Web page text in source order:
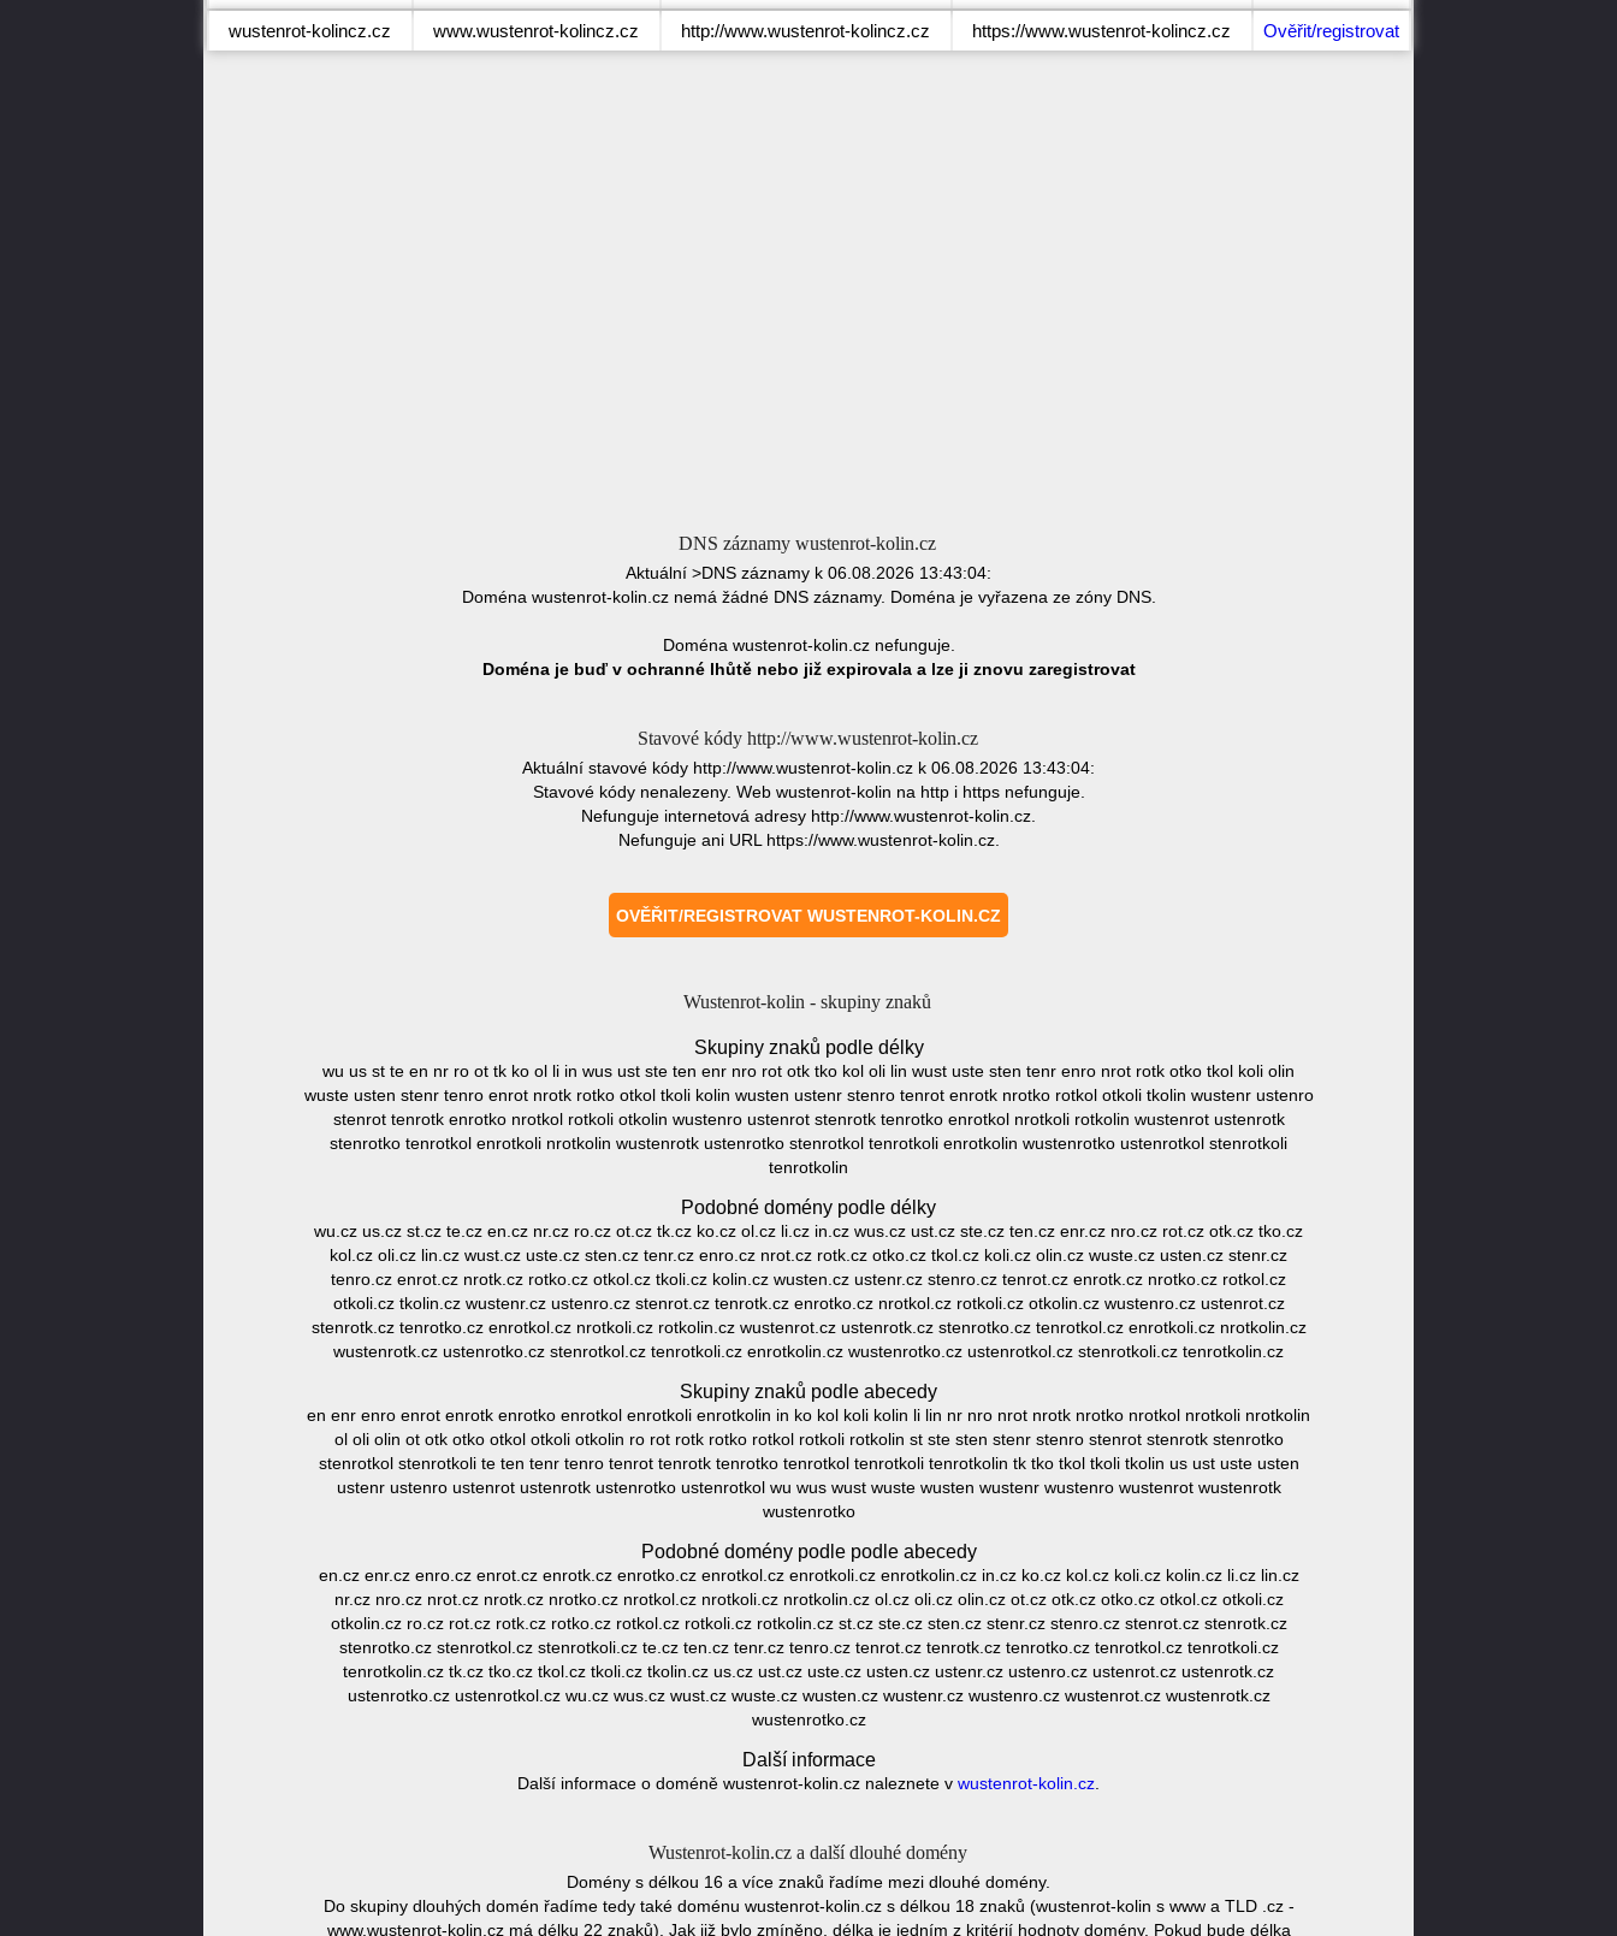
wustenrot-kolincz.cz www.wustenrot-kolincz.cz http://www.wustenrot-kolincz.cz https://www.wustenrot-kolincz.cz Ověřit/registrovat
DNS záznamy wustenrot-kolin.cz
Aktuální >DNS záznamy k 06.08.2026 13:43:04:
Doména wustenrot-kolin.cz nemá žádné DNS záznamy. Doména je vyřazena ze zóny DNS.
Doména wustenrot-kolin.cz nefunguje.
Doména je buď v ochranné lhůtě nebo již expirovala a lze ji znovu zaregistrovat
Stavové kódy http://www.wustenrot-kolin.cz
Aktuální stavové kódy http://www.wustenrot-kolin.cz k 06.08.2026 13:43:04:
Stavové kódy nenalezeny. Web wustenrot-kolin na http i https nefunguje.
Nefunguje internetová adresy http://www.wustenrot-kolin.cz.
Nefunguje ani URL https://www.wustenrot-kolin.cz.
Wustenrot-kolin - skupiny znaků
Skupiny znaků podle délky
wu us st te en nr ro ot tk ko ol li in wus ust ste ten enr nro rot otk tko kol oli lin wust uste sten tenr enro nrot rotk otko tkol koli olin
wuste usten stenr tenro enrot nrotk rotko otkol tkoli kolin wusten ustenr stenro tenrot enrotk nrotko rotkol otkoli tkolin wustenr ustenro
stenrot tenrotk enrotko nrotkol rotkoli otkolin wustenro ustenrot stenrotk tenrotko enrotkol nrotkoli rotkolin wustenrot ustenrotk
stenrotko tenrotkol enrotkoli nrotkolin wustenrotk ustenrotko stenrotkol tenrotkoli enrotkolin wustenrotko ustenrotkol stenrotkoli
tenrotkolin
Podobné domény podle délky
wu.cz us.cz st.cz te.cz en.cz nr.cz ro.cz ot.cz tk.cz ko.cz ol.cz li.cz in.cz wus.cz ust.cz ste.cz ten.cz enr.cz nro.cz rot.cz otk.cz tko.cz
kol.cz oli.cz lin.cz wust.cz uste.cz sten.cz tenr.cz enro.cz nrot.cz rotk.cz otko.cz tkol.cz koli.cz olin.cz wuste.cz usten.cz stenr.cz
tenro.cz enrot.cz nrotk.cz rotko.cz otkol.cz tkoli.cz kolin.cz wusten.cz ustenr.cz stenro.cz tenrot.cz enrotk.cz nrotko.cz rotkol.cz
otkoli.cz tkolin.cz wustenr.cz ustenro.cz stenrot.cz tenrotk.cz enrotko.cz nrotkol.cz rotkoli.cz otkolin.cz wustenro.cz ustenrot.cz
stenrotk.cz tenrotko.cz enrotkol.cz nrotkoli.cz rotkolin.cz wustenrot.cz ustenrotk.cz stenrotko.cz tenrotkol.cz enrotkoli.cz nrotkolin.cz
wustenrotk.cz ustenrotko.cz stenrotkol.cz tenrotkoli.cz enrotkolin.cz wustenrotko.cz ustenrotkol.cz stenrotkoli.cz tenrotkolin.cz
Skupiny znaků podle abecedy
en enr enro enrot enrotk enrotko enrotkol enrotkoli enrotkolin in ko kol koli kolin li lin nr nro nrot nrotk nrotko nrotkol nrotkoli nrotkolin
ol oli olin ot otk otko otkol otkoli otkolin ro rot rotk rotko rotkol rotkoli rotkolin st ste sten stenr stenro stenrot stenrotk stenrotko
stenrotkol stenrotkoli te ten tenr tenro tenrot tenrotk tenrotko tenrotkol tenrotkoli tenrotkolin tk tko tkol tkoli tkolin us ust uste usten
ustenr ustenro ustenrot ustenrotk ustenrotko ustenrotkol wu wus wust wuste wusten wustenr wustenro wustenrot wustenrotk
wustenrotko
Podobné domény podle podle abecedy
en.cz enr.cz enro.cz enrot.cz enrotk.cz enrotko.cz enrotkol.cz enrotkoli.cz enrotkolin.cz in.cz ko.cz kol.cz koli.cz kolin.cz li.cz lin.cz
nr.cz nro.cz nrot.cz nrotk.cz nrotko.cz nrotkol.cz nrotkoli.cz nrotkolin.cz ol.cz oli.cz olin.cz ot.cz otk.cz otko.cz otkol.cz otkoli.cz
otkolin.cz ro.cz rot.cz rotk.cz rotko.cz rotkol.cz rotkoli.cz rotkolin.cz st.cz ste.cz sten.cz stenr.cz stenro.cz stenrot.cz stenrotk.cz
stenrotko.cz stenrotkol.cz stenrotkoli.cz te.cz ten.cz tenr.cz tenro.cz tenrot.cz tenrotk.cz tenrotko.cz tenrotkol.cz tenrotkoli.cz
tenrotkolin.cz tk.cz tko.cz tkol.cz tkoli.cz tkolin.cz us.cz ust.cz uste.cz usten.cz ustenr.cz ustenro.cz ustenrot.cz ustenrotk.cz
ustenrotko.cz ustenrotkol.cz wu.cz wus.cz wust.cz wuste.cz wusten.cz wustenr.cz wustenro.cz wustenrot.cz wustenrotk.cz
wustenrotko.cz
Další informace
Další informace o doméně wustenrot-kolin.cz naleznete v wustenrot-kolin.cz
Wustenrot-kolin.cz a další dlouhé domény
Domény s délkou 16 a více znaků řadíme mezi dlouhé domény.
Do skupiny dlouhých domén řadíme tedy také doménu wustenrot-kolin.cz s délkou 18 znaků (wustenrot-kolin s www a TLD .cz -
www.wustenrot-kolin.cz má délku 22 znaků). Jak již bylo zmíněno, délka je jedním z kritérií hodnoty domény. Pokud bude délka